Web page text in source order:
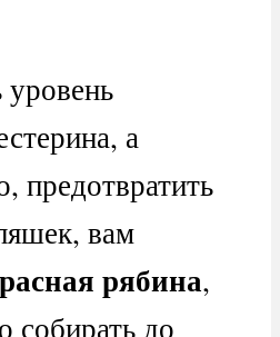
а
предотвратить
вам
рябина,
собирать до